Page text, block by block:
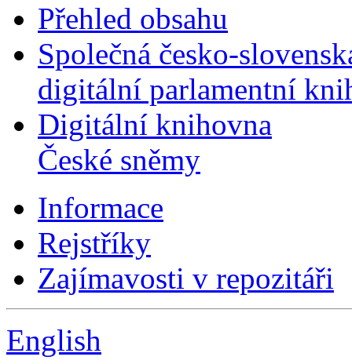
Přehled obsahu
Společná česko-
digitální parlamentní
Digitální knihovna
České sněmy
Informace
Rejstříky
Zajímavosti v repozitáři
English